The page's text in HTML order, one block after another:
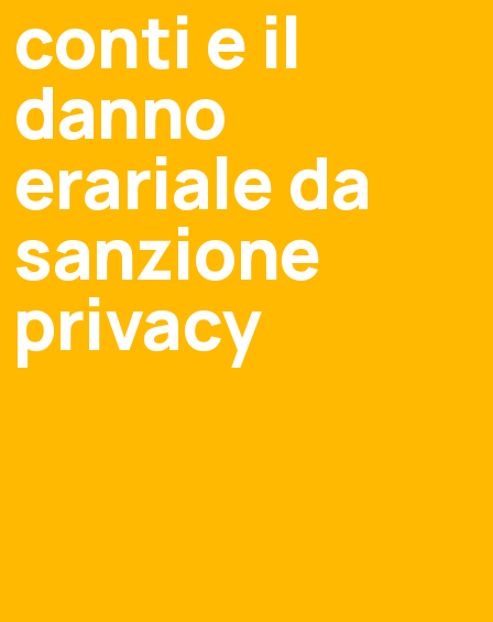
conti e il
danno
erariale da
sanzione
privacy